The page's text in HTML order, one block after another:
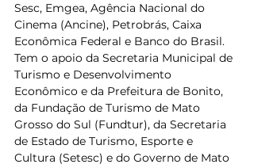
Sesc, Emgea, Agência Nacional do
Cinema (Ancine), Petrobrás, Caixa
Econômica Federal e Banco do Brasil.
Tem o apoio da Secretaria Municipal de
Turismo e Desenvolvimento
Econômico e da Prefeitura de Bonito,
da Fundação de Turismo de Mato
Grosso do Sul (Fundtur), da Secretaria
de Estado de Turismo, Esporte e
Cultura (Setesc) e do Governo de Mato